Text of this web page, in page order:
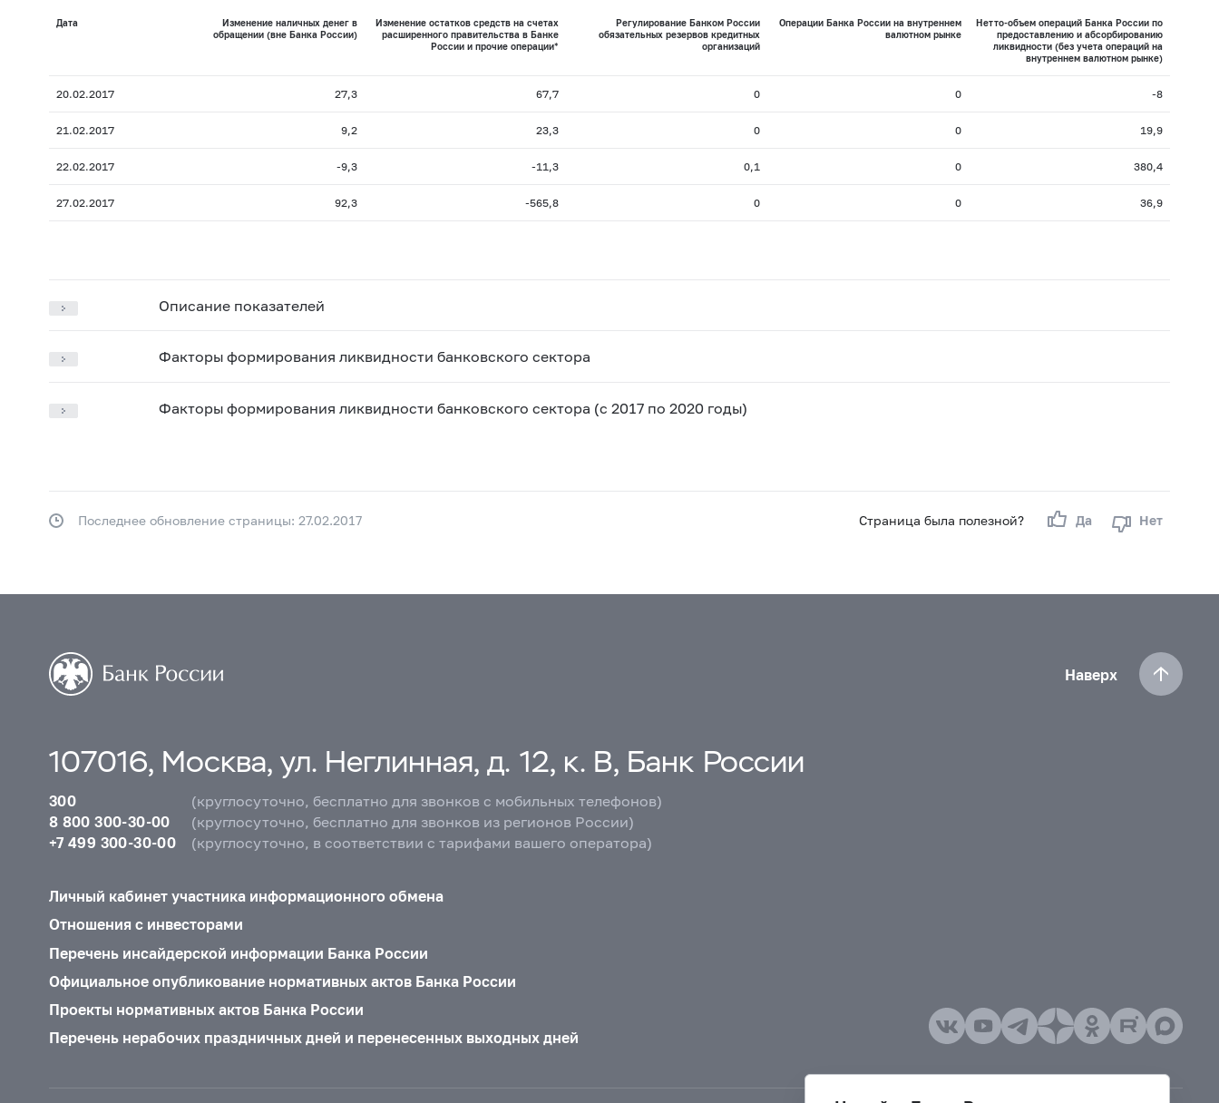
Дата
Изменение наличных денег в
обращении (вне Банка России)
Изменение остатков средств на счетах
расширенного правительства в Банке
России и прочие операции*
Регулирование Банком России
обязательных резервов кредитных
организаций
Операции Банка России на внутреннем
валютном рынке
Нетто-объем операций Банка России по
предоставлению и абсорбированию
ликвидности (без учета операций на
внутреннем валютном рынке)
20.02.2017 27,3 67,7 0 0 -8
21.02.2017 9,2 23,3 0 0 19,9
22.02.2017 -9,3 -11,3 0,1 0 380,4
27.02.2017 92,3 -565,8 0 0 36,9
Описание показателей
Факторы формирования ликвидности банковского сектора
Факторы формирования ликвидности банковского сектора (с 2017 по 2020 годы)
Страница была полезной? Да Нет
Последнее обновление страницы: 27.02.2017
Наверх
107016, Москва, ул. Неглинная, д. 12, к. В, Банк России
300
(круглосуточно, бесплатно для звонков с мобильных телефонов)
8 800 300-30-00
(круглосуточно, бесплатно для звонков из регионов России)
+7 499 300-30-00
(круглосуточно, в соответствии с тарифами вашего оператора)
Личный кабинет участника информационного обмена
Отношения с инвесторами
Перечень инсайдерской информации Банка России
Официальное опубликование нормативных актов Банка России
Проекты нормативных актов Банка России
Перечень нерабочих праздничных дней и перенесенных выходных дней